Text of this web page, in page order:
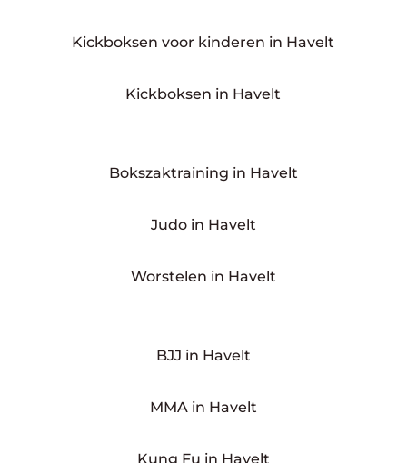
Kickboksen voor kinderen in Havelt
Kickboksen in Havelt
Bokszaktraining in Havelt
Judo in Havelt
Worstelen in Havelt
BJJ in Havelt
MMA in Havelt
Kung Fu in Havelt